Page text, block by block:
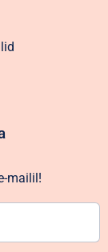
mailil!